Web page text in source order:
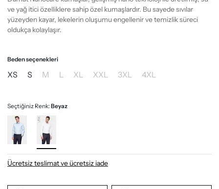
ve yağ itici özelliklere sahip özel kumaşlardır. Bu sayede sıvılar
yüzeyden kayar, lekelerin oluşumu engellenir ve temizlik süreci
oldukça kolaylaşır.
Beden seçenekleri
XS S M L XL XXL 3XL 4XL
Seçtiğiniz Renk:Beyaz
Ücretsiz teslimat ve ücretsiz iade